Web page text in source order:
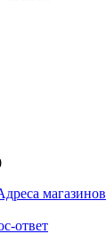
магазинов
ответ